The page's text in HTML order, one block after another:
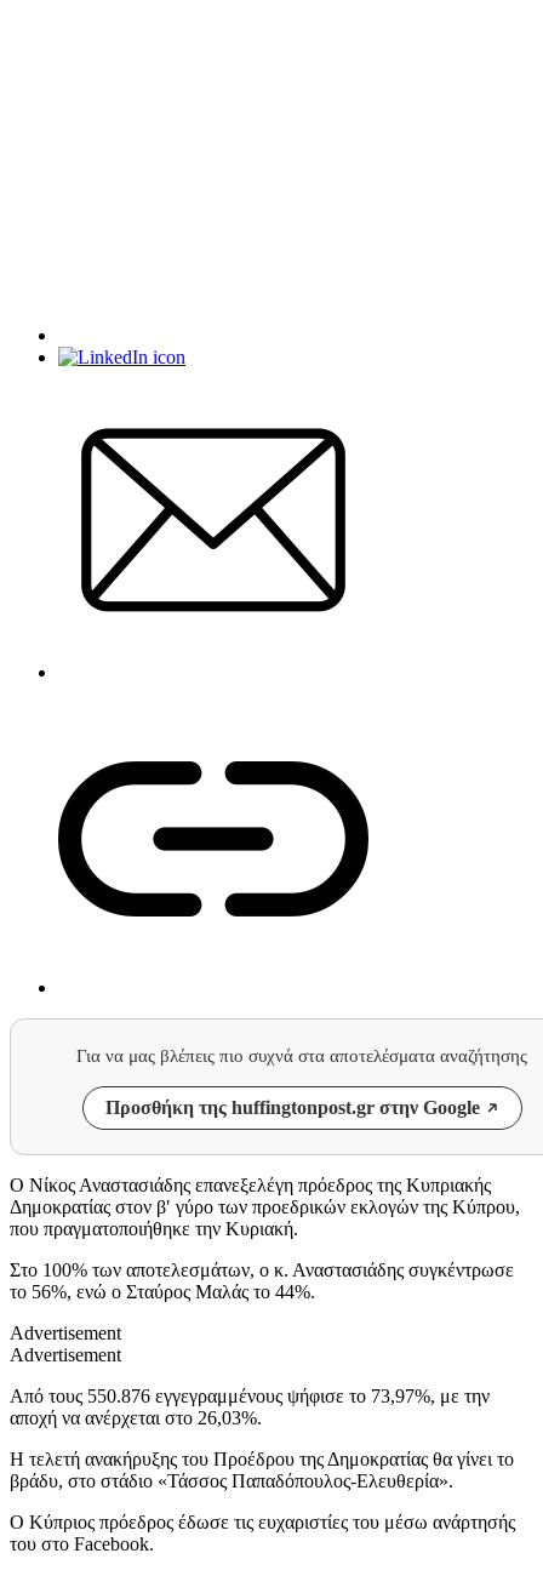
Για να μας βλέπεις πιο συχνά στα αποτελέσματα αναζήτησης
Προσθήκη της huffingtonpost.gr στην Google
Ο Νίκος Αναστασιάδης επανεξελέγη πρόεδρος της Κυπριακής
Δημοκρατίας στον β′ γύρο των προεδρικών εκλογών της Κύπρου,
που πραγματοποιήθηκε την Κυριακή.
Στο 100% των αποτελεσμάτων, ο κ. Αναστασιάδης συγκέντρωσε
το 56%, ενώ ο Σταύρος Μαλάς το 44%.
Advertisement
Advertisement
Από τους 550.876 εγγεγραμμένους ψήφισε το 73,97%, με την
αποχή να ανέρχεται στο 26,03%.
Η τελετή ανακήρυξης του Προέδρου της Δημοκρατίας θα γίνει το
βράδυ, στο στάδιο «Τάσσος Παπαδόπουλος-Ελευθερία».
Ο Κύπριος πρόεδρος έδωσε τις ευχαριστίες του μέσω ανάρτησής
του στο Facebook.